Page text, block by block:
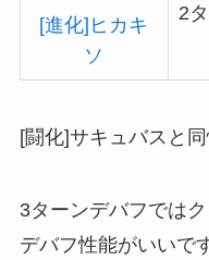
[進化]ヒカキ
ソ
2
[闘化]サキュバスと同
3ターンデバフでは
デバフ性能がいいで